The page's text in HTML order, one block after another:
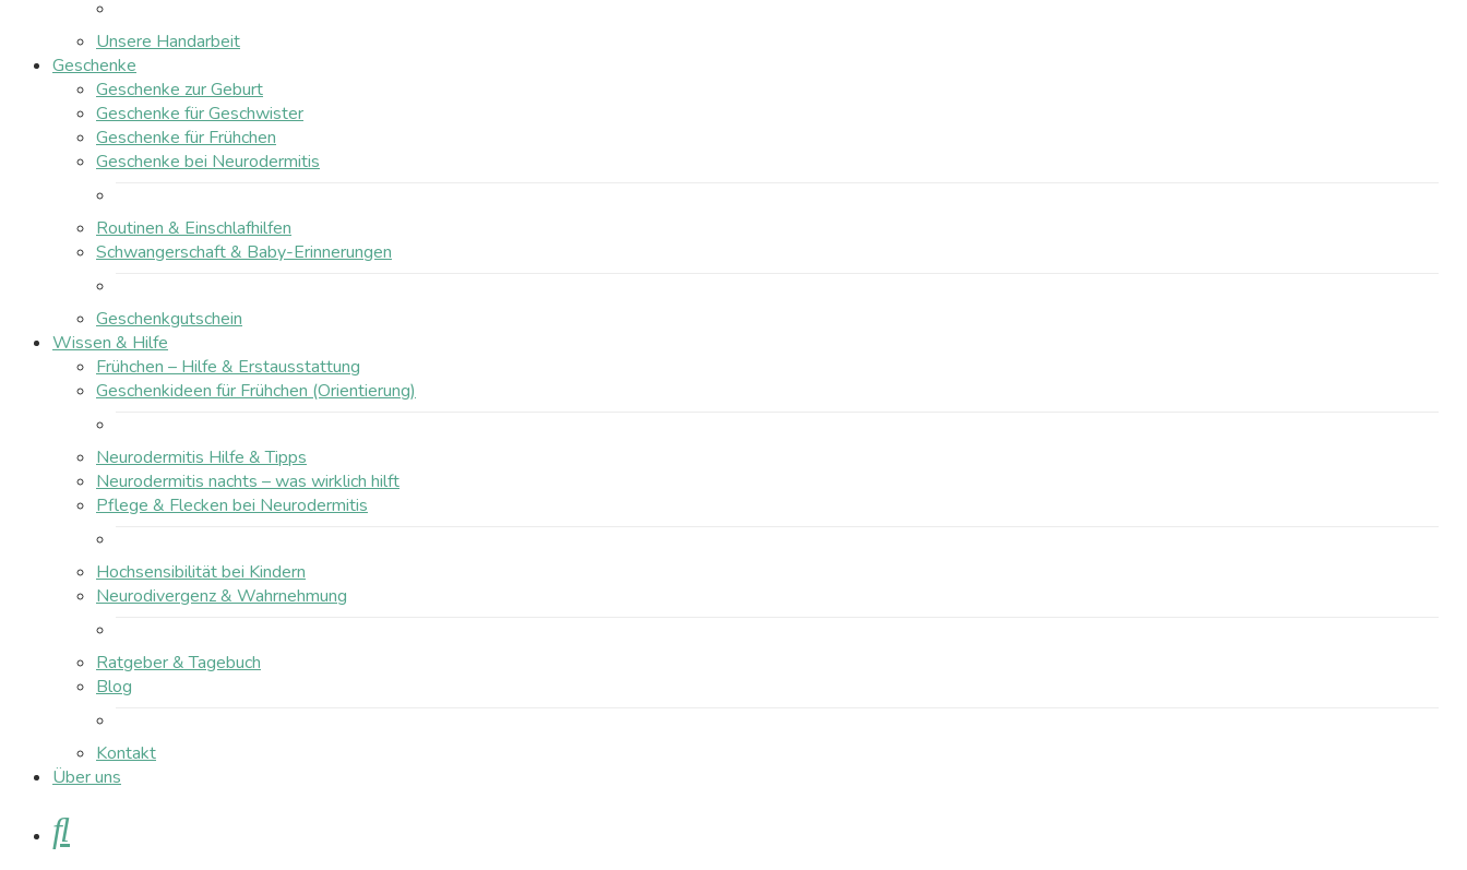
Unsere Handarbeit
Geschenke
Geschenke zur Geburt
Geschenke für Geschwister
Geschenke für Frühchen
Geschenke bei Neurodermitis
Routinen & Einschlafhilfen
Schwangerschaft & Baby-Erinnerungen
Geschenkgutschein
Wissen & Hilfe
Frühchen – Hilfe & Erstausstattung
Geschenkideen für Frühchen (Orientierung)
Neurodermitis Hilfe & Tipps
Neurodermitis nachts – was wirklich hilft
Pflege & Flecken bei Neurodermitis
Hochsensibilität bei Kindern
Neurodivergenz & Wahrnehmung
Ratgeber & Tagebuch
Blog
Kontakt
Über uns
Suche